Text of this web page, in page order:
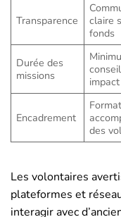
Transparence
claire
fonds
Durée des
missions
Encadrement
des
Les volontaires
plateformes et
interagir avec